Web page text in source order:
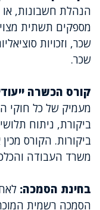
הנהלת חשבונות,
מספקים תשתית
שכר, וזכויות
שכר.
קורס הכשרה
מעמיק של כל חוקי
ביקורת, ניתוח
ביקורות. הקורס
משרד העבודה
בחינת הסמכה:
הסמכה רשמית